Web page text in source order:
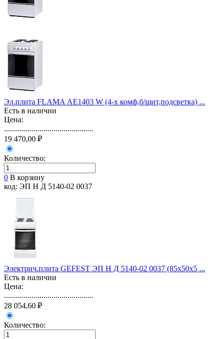
Эл.плита FLAMA АЕ1403 W (4-х комф,б/щит,подсветка) ...
Есть в наличии
Цена:
.............................................
19 470,00 ₽
Количество:
0 В корзину
код: ЭП Н Д 5140-02 0037
Электрич.плита GEFEST ЭП Н Д 5140-02 0037 (85х50х5 ...
Есть в наличии
Цена:
.............................................
28 054,60 ₽
Количество: